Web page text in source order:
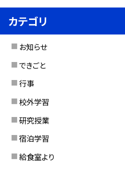
カテゴリ
お知らせ
できごと
行事
校外学習
研究授業
宿泊学習
給食室より